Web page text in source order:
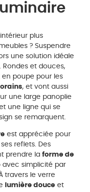
plus
? Suspendre
une solution idéale
et douces,
en poupe pour les
, et vont aussi
une large panoplie
une ligne qui se
se remarquent.
est appréciée pour
reflets. Des
prendre la forme de
avec simplicité par
travers le verre
lumière douce et